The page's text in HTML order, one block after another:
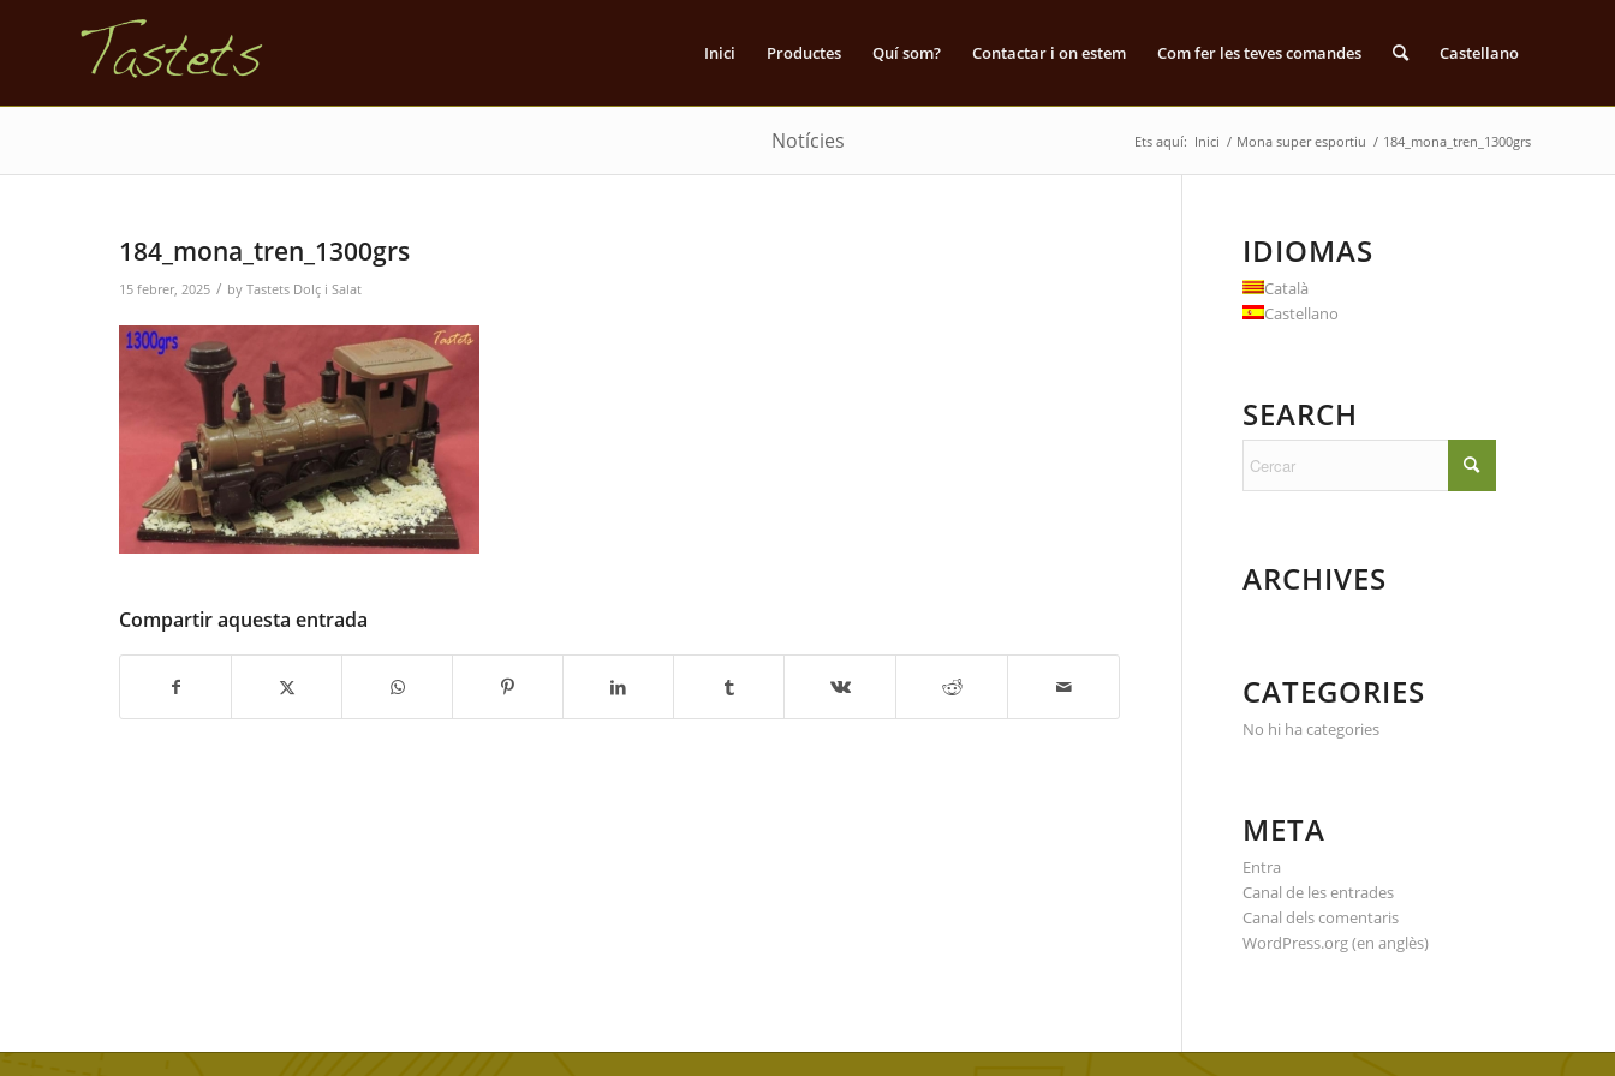
Inici Productes Quí som? Contactar i on estem Com fer les teves comandes Castellano
Notícies Ets aquí: Inici / Mona super esportiu / 184_mona_tren_1300grs
184_mona_tren_1300grs
15 febrer, 2025 / byTastets Dolç i Salat
Compartir aquesta entrada
IDIOMAS
Català
Castellano
SEARCH
ARCHIVES
CATEGORIES
No hi ha categories
META
Entra
Canal de les entrades
Canal dels comentaris
WordPress.org (en anglès)